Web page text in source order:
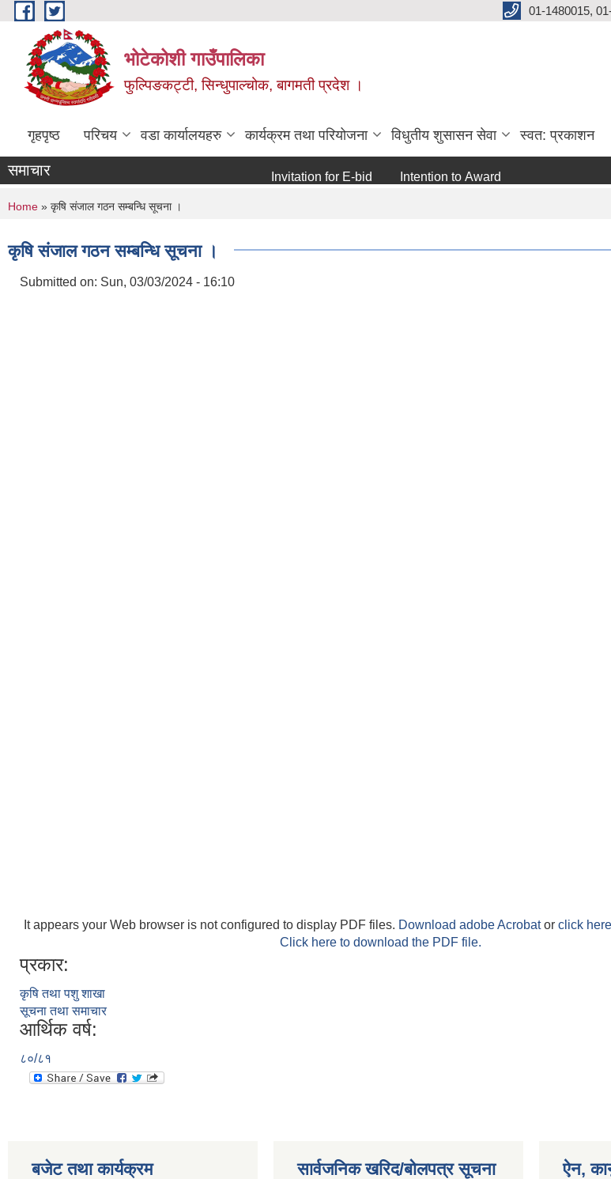
Skip to main content 01-1480015,
भोटेकोशी गाउँपालिका
फुल्पिङकट्टी, सिन्धुपाल्चोक, बागमती प्रदेश ।
गृहपृष्ठ परिचय वडा कार्यालयहरु कार्यक्रम तथा परियोजना विधुतीय शुसासन सेवा स्वत: प्रकाशन
समाचार Invitation for E-bid Intention to Award
You are here
Home » कृषि संजाल गठन सम्बन्धि सूचना ।
कृषि संजाल गठन सम्बन्धि सूचना ।
Submitted on: Sun, 03/03/2024 - 16:10
It appears your Web browser is not configured to display PDF files. Download adobe Acrobator click
Click here to download the PDF file.
प्रकार:
कृषि तथा पशु शाखा
सूचना तथा समाचार
आर्थिक वर्ष:
८०/८१
बजेट तथा कार्यक्रम सार्वजनिक खरिद/बोलपत्र सूचना ऐन,